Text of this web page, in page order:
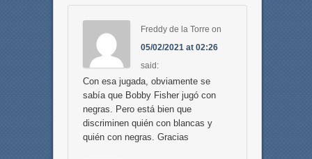
Freddy de la Torre on
05/02/2021 at 02:26
said:
Con esa jugada, obviamente se
sabía que Bobby Fisher jugó con
negras. Pero está bien que
discriminen quién con blancas y
quién con negras. Gracias